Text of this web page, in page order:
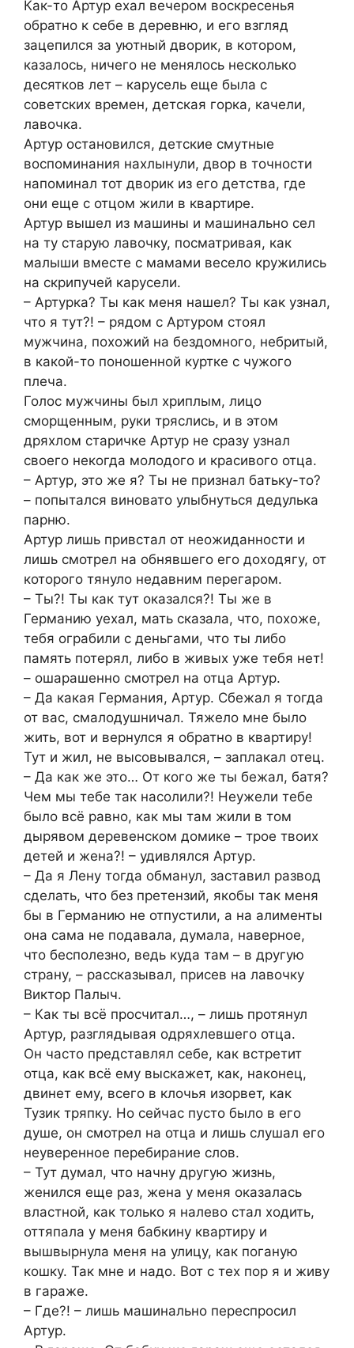
Как-то Артур ехал вечером воскресенья
обратно к себе в деревню, и его взгляд
зацепился за уютный дворик, в котором,
казалось, ничего не менялось несколько
десятков лет – карусель еще была с
советских времен, детская горка, качели,
лавочка.
Артур остановился, детские смутные
воспоминания нахлынули, двор в точности
напоминал тот дворик из его детства, где
они еще с отцом жили в квартире.
Артур вышел из машины и машинально сел
на ту старую лавочку, посматривая, как
малыши вместе с мамами весело кружились
на скрипучей карусели.
– Артурка? Ты как меня нашел? Ты как узнал,
что я тут?! – рядом с Артуром стоял
мужчина, похожий на бездомного, небритый,
в какой-то поношенной куртке с чужого
плеча.
Голос мужчины был хриплым, лицо
сморщенным, руки тряслись, и в этом
дряхлом старичке Артур не сразу узнал
своего некогда молодого и красивого отца.
– Артур, это же я? Ты не признал батьку-то?
– попытался виновато улыбнуться дедулька
парню.
Артур лишь привстал от неожиданности и
лишь смотрел на обнявшего его доходягу, от
которого тянуло недавним перегаром.
– Ты?! Ты как тут оказался?! Ты же в
Германию уехал, мать сказала, что, похоже,
тебя ограбили с деньгами, что ты либо
память потерял, либо в живых уже тебя нет!
– ошарашенно смотрел на отца Артур.
– Да какая Германия, Артур. Сбежал я тогда
от вас, смалодушничал. Тяжело мне было
жить, вот и вернулся я обратно в квартиру!
Тут и жил, не высовывался, – заплакал отец.
– Да как же это… От кого же ты бежал, батя?
Чем мы тебе так насолили?! Неужели тебе
было всё равно, как мы там жили в том
дырявом деревенском домике – трое твоих
детей и жена?! – удивлялся Артур.
– Да я Лену тогда обманул, заставил развод
сделать, что без претензий, якобы так меня
бы в Германию не отпустили, а на алименты
она сама не подавала, думала, наверное,
что бесполезно, ведь куда там – в другую
страну, – рассказывал, присев на лавочку
Виктор Палыч.
– Как ты всё просчитал…, – лишь протянул
Артур, разглядывая одряхлевшего отца.
Он часто представлял себе, как встретит
отца, как всё ему выскажет, как, наконец,
двинет ему, всего в клочья изорвет, как
Тузик тряпку. Но сейчас пусто было в его
душе, он смотрел на отца и лишь слушал его
неуверенное перебирание слов.
– Тут думал, что начну другую жизнь,
женился еще раз, жена у меня оказалась
властной, как только я налево стал ходить,
оттяпала у меня бабкину квартиру и
вышвырнула меня на улицу, как поганую
кошку. Так мне и надо. Вот с тех пор я и живу
в гараже.
– Где?! – лишь машинально переспросил
Артур.